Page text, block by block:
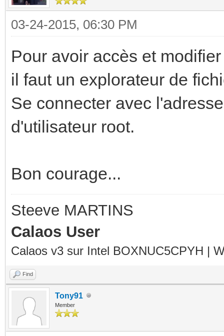
03-24-2015, 06:30 PM
Pour avoir accès et
il faut un explorateur de
Se connecter avec
d'utilisateur root.
Bon courage...
Steeve MARTINS
Calaos User
Calaos v3 sur Intel BOXNUC5CPYH |
Find
Tony91
Member